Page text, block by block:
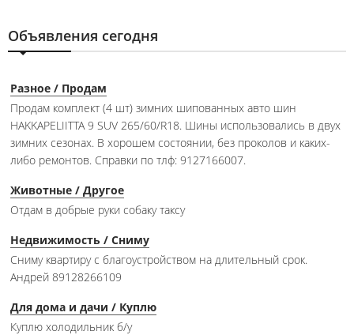
Объявления сегодня
Разное / Продам
Продам комплект (4 шт) зимних шипованных авто шин
HAKKAPELIITTA 9 SUV 265/60/R18. Шины использовались в двух
зимних сезонах. В хорошем состоянии, без проколов и каких-
либо ремонтов. Справки по тлф: 9127166007.
Животные / Другое
Отдам в добрые руки собаку таксу
Недвижимость / Сниму
Сниму квартиру с благоустройством на длительный срок.
Андрей 89128266109
Для дома и дачи / Куплю
Куплю холодильник б/у